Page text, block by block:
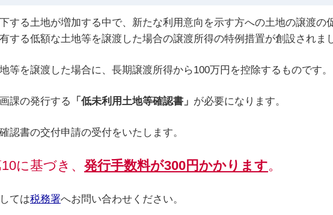
する土地が増加する中で、新たな利用意向を示す方への土地の譲渡
する低額な土地等を譲渡した場合の譲渡所得の特例措置が創設されま
等を譲渡した場合に、長期譲渡所得から100万円を控除するものです。
課の発行する 「低未利用土地等確認書」 が必要になります。
書の交付申請の受付をいたします。
に基づき、 発行手数料が300円かかります。
ては税務署へお問い合わせください。